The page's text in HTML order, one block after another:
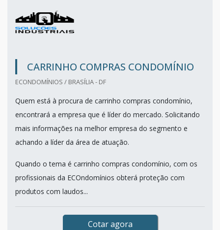
CARRINHO COMPRAS CONDOMÍNIO
ECONDOMÍNIOS / BRASÍLIA - DF
Quem está à procura de carrinho compras condomínio,
encontrará a empresa que é líder do mercado. Solicitando
mais informações na melhor empresa do segmento e
achando a líder da área de atuação.
Quando o tema é carrinho compras condomínio, com os
profissionais da ECOndomínios obterá proteção com
produtos com laudos...
Cotar agora